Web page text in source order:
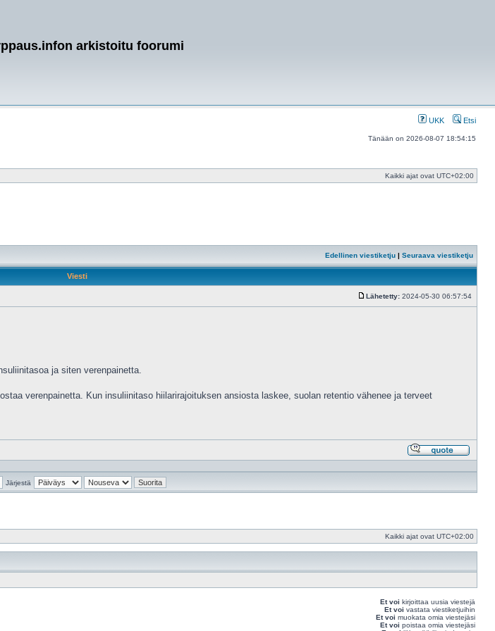
arkistoitu foorumi
UKK Etsi
Tänään on 2026-08-07 18:54:15
Kaikki ajat ovat UTC+02:00
Edellinen viestiketju | Seuraava viestiketju
Viesti
Lähetetty: 2024-05-30 06:57:54
ja siten verenpainetta.
verenpainetta. Kun insuliinitaso hiilarirajoituksen ansiosta laskee, suolan retentio vähenee ja terveet
Vastaa
Järjestä
Kaikki ajat ovat UTC+02:00
Et voi kirjoittaa uusia viestejä
Et voi vastata viestiketjuihin
Et voi muokata omia viestejäsi
Et voi poistaa omia viestejäsi